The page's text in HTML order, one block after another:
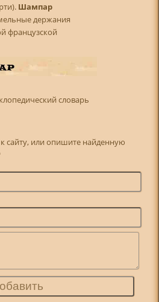
Шампар
держания
французской
словарь
сайту, или опишите найденную